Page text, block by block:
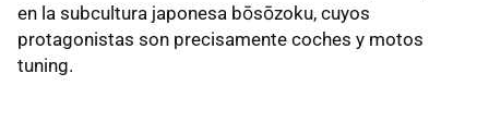
en la subcultura japonesa bōsōzoku, cuyos
protagonistas son precisamente coches y motos
tuning.